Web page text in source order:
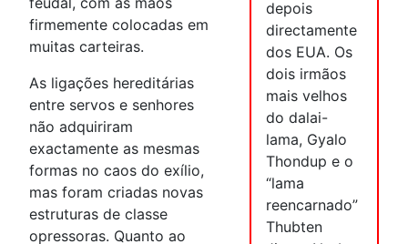
depois
directamente
dos EUA. Os
dois irmãos
mais velhos
do dalai-
lama, Gyalo
Thondup e o
“lama
reencarnado”
Thubten
firmemente colocadas em
muitas carteiras.
As ligações hereditárias
entre servos e senhores
não adquiriram
exactamente as mesmas
formas no caos do exílio,
mas foram criadas novas
estruturas de classe
opressoras. Quanto ao